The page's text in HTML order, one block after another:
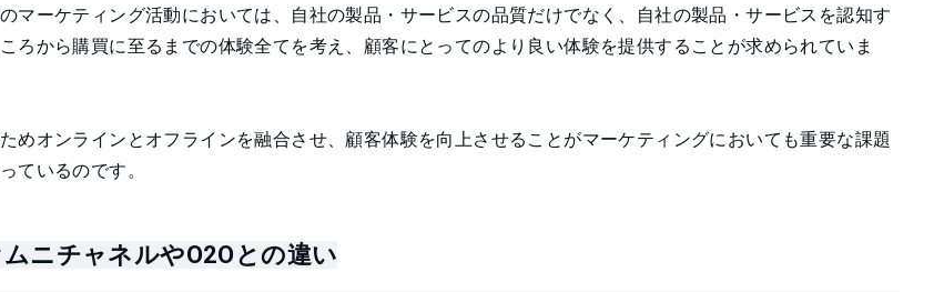
マーケティング活動においては、自社の製品・サービスの品質だけでなく、自社の製品・サービスを認知す
ろから購買に至るまでの体験全てを考え、顧客にとってのより良い体験を提供することが求められていま
めオンラインとオフラインを融合させ、顧客体験を向上させることがマーケティングにおいても重要な課題
ているのです。
ニチャネルやO2Oとの違い